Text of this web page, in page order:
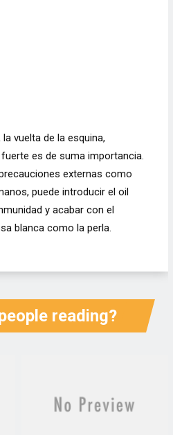
vuelta de la esquina,
es de suma importancia.
externas como
puede introducir el oil
y acabar con el
blanca como la perla.
reading?